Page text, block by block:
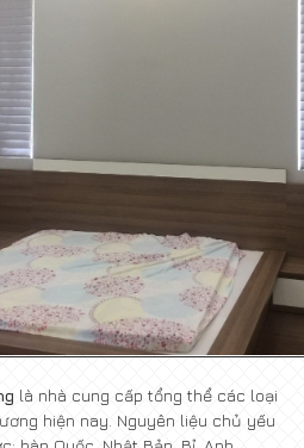
là nhà cung cấp tổng thể các loại
hiện nay. Nguyên liệu chủ yếu